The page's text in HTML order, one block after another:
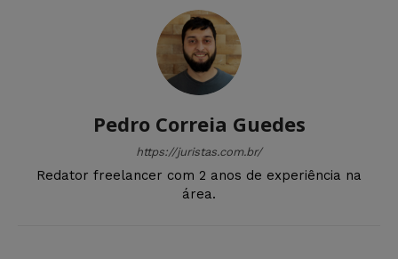
Pedro Correia Guedes
https://juristas.com.br/
Redator freelancer com 2 anos de experiência na
área.